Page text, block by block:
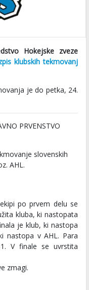
Hokejske zveze
klubskih tekmovanj
je do petka, 24.
PRVENSTVO
slovenskih
AHL.
po prvem delu se
kluba, ki nastopata
je klub, ki nastopa
nastopa v AHL. Para
V finale se uvrstita
zmagi.